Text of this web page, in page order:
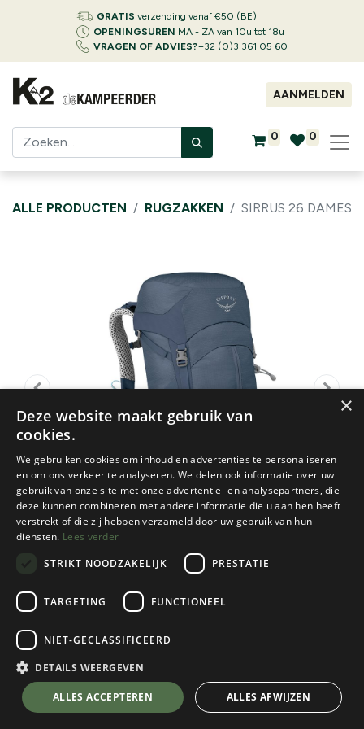
GRATIS verzending vanaf €50 (BE)
OPENINGSUREN MA - ZA van 10u tot 18u
VRAGEN OF ADVIES?+32 (0)3 361 05 60
AANMELDEN
0 0
ALLE PRODUCTEN RUGZAKKEN SIRRUS 26 DAMES
Osprey
Sirrus 26 Dames
Muted Space Blue
Kies een kleur
Muted Space Blue
💬 Stel je vraag over dit product via WhatsApp
×
Deze website maakt gebruik van
cookies.
We gebruiken cookies om inhoud en advertenties te personaliseren
en om ons verkeer te analyseren. We delen ook informatie over uw
gebruik van onze site met onze advertentie- en analysepartners, die
deze kunnen combineren met andere informatie die u aan hen heeft
verstrekt of die zij hebben verzameld door uw gebruik van hun
diensten. Lees verder
STRIKT NOODZAKELIJK
PRESTATIE
TARGETING FUNCTIONEEL
NIET-GECLASSIFICEERD
DETAILS WEERGEVEN
ALLES ACCEPTEREN ALLES AFWIJZEN